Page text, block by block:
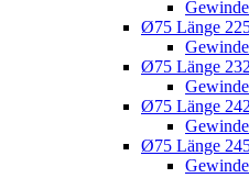
Ø75 Länge
Ø75 Länge
Ø75 Länge
Ø75 Länge